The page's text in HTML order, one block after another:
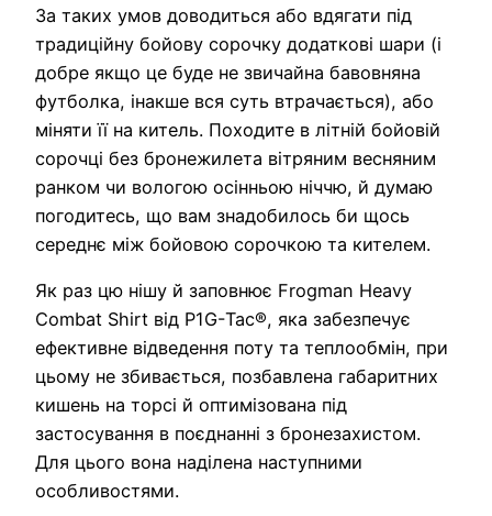
За таких умов доводиться або вдягати під
традиційну бойову сорочку додаткові шари (і
добре якщо це буде не звичайна бавовняна
футболка, інакше вся суть втрачається), або
міняти її на китель. Походите в літній бойовій
сорочці без бронежилета вітряним весняним
ранком чи вологою осінньою ніччю, й думаю
погодитесь, що вам знадобилось би щось
середнє між бойовою сорочкою та кителем.
Як раз цю нішу й заповнює Frogman Heavy
Combat Shirt від P1G-Tac®, яка забезпечує
ефективне відведення поту та теплообмін, при
цьому не збивається, позбавлена габаритних
кишень на торсі й оптимізована під
застосування в поєднанні з бронезахистом.
Для цього вона наділена наступними
особливостями.